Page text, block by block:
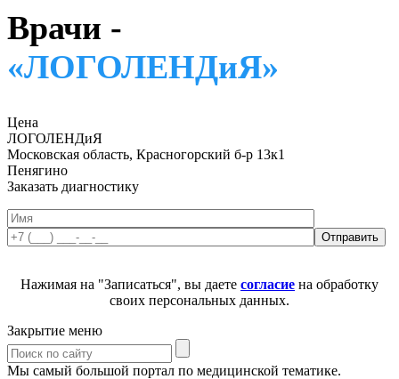
Врачи -
«ЛОГОЛЕНДиЯ»
Цена
ЛОГОЛЕНДиЯ
Московская область, Красногорский б-р 13к1
Пенягино
Заказать диагностику
Нажимая на "Записаться", вы даете согласие на обработку
своих персональных данных.
Закрытие меню
Мы самый большой портал по медицинской тематике.